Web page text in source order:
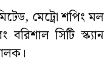
মেট্রো শপিং মল
বরিশাল সিটি স্ক্যান